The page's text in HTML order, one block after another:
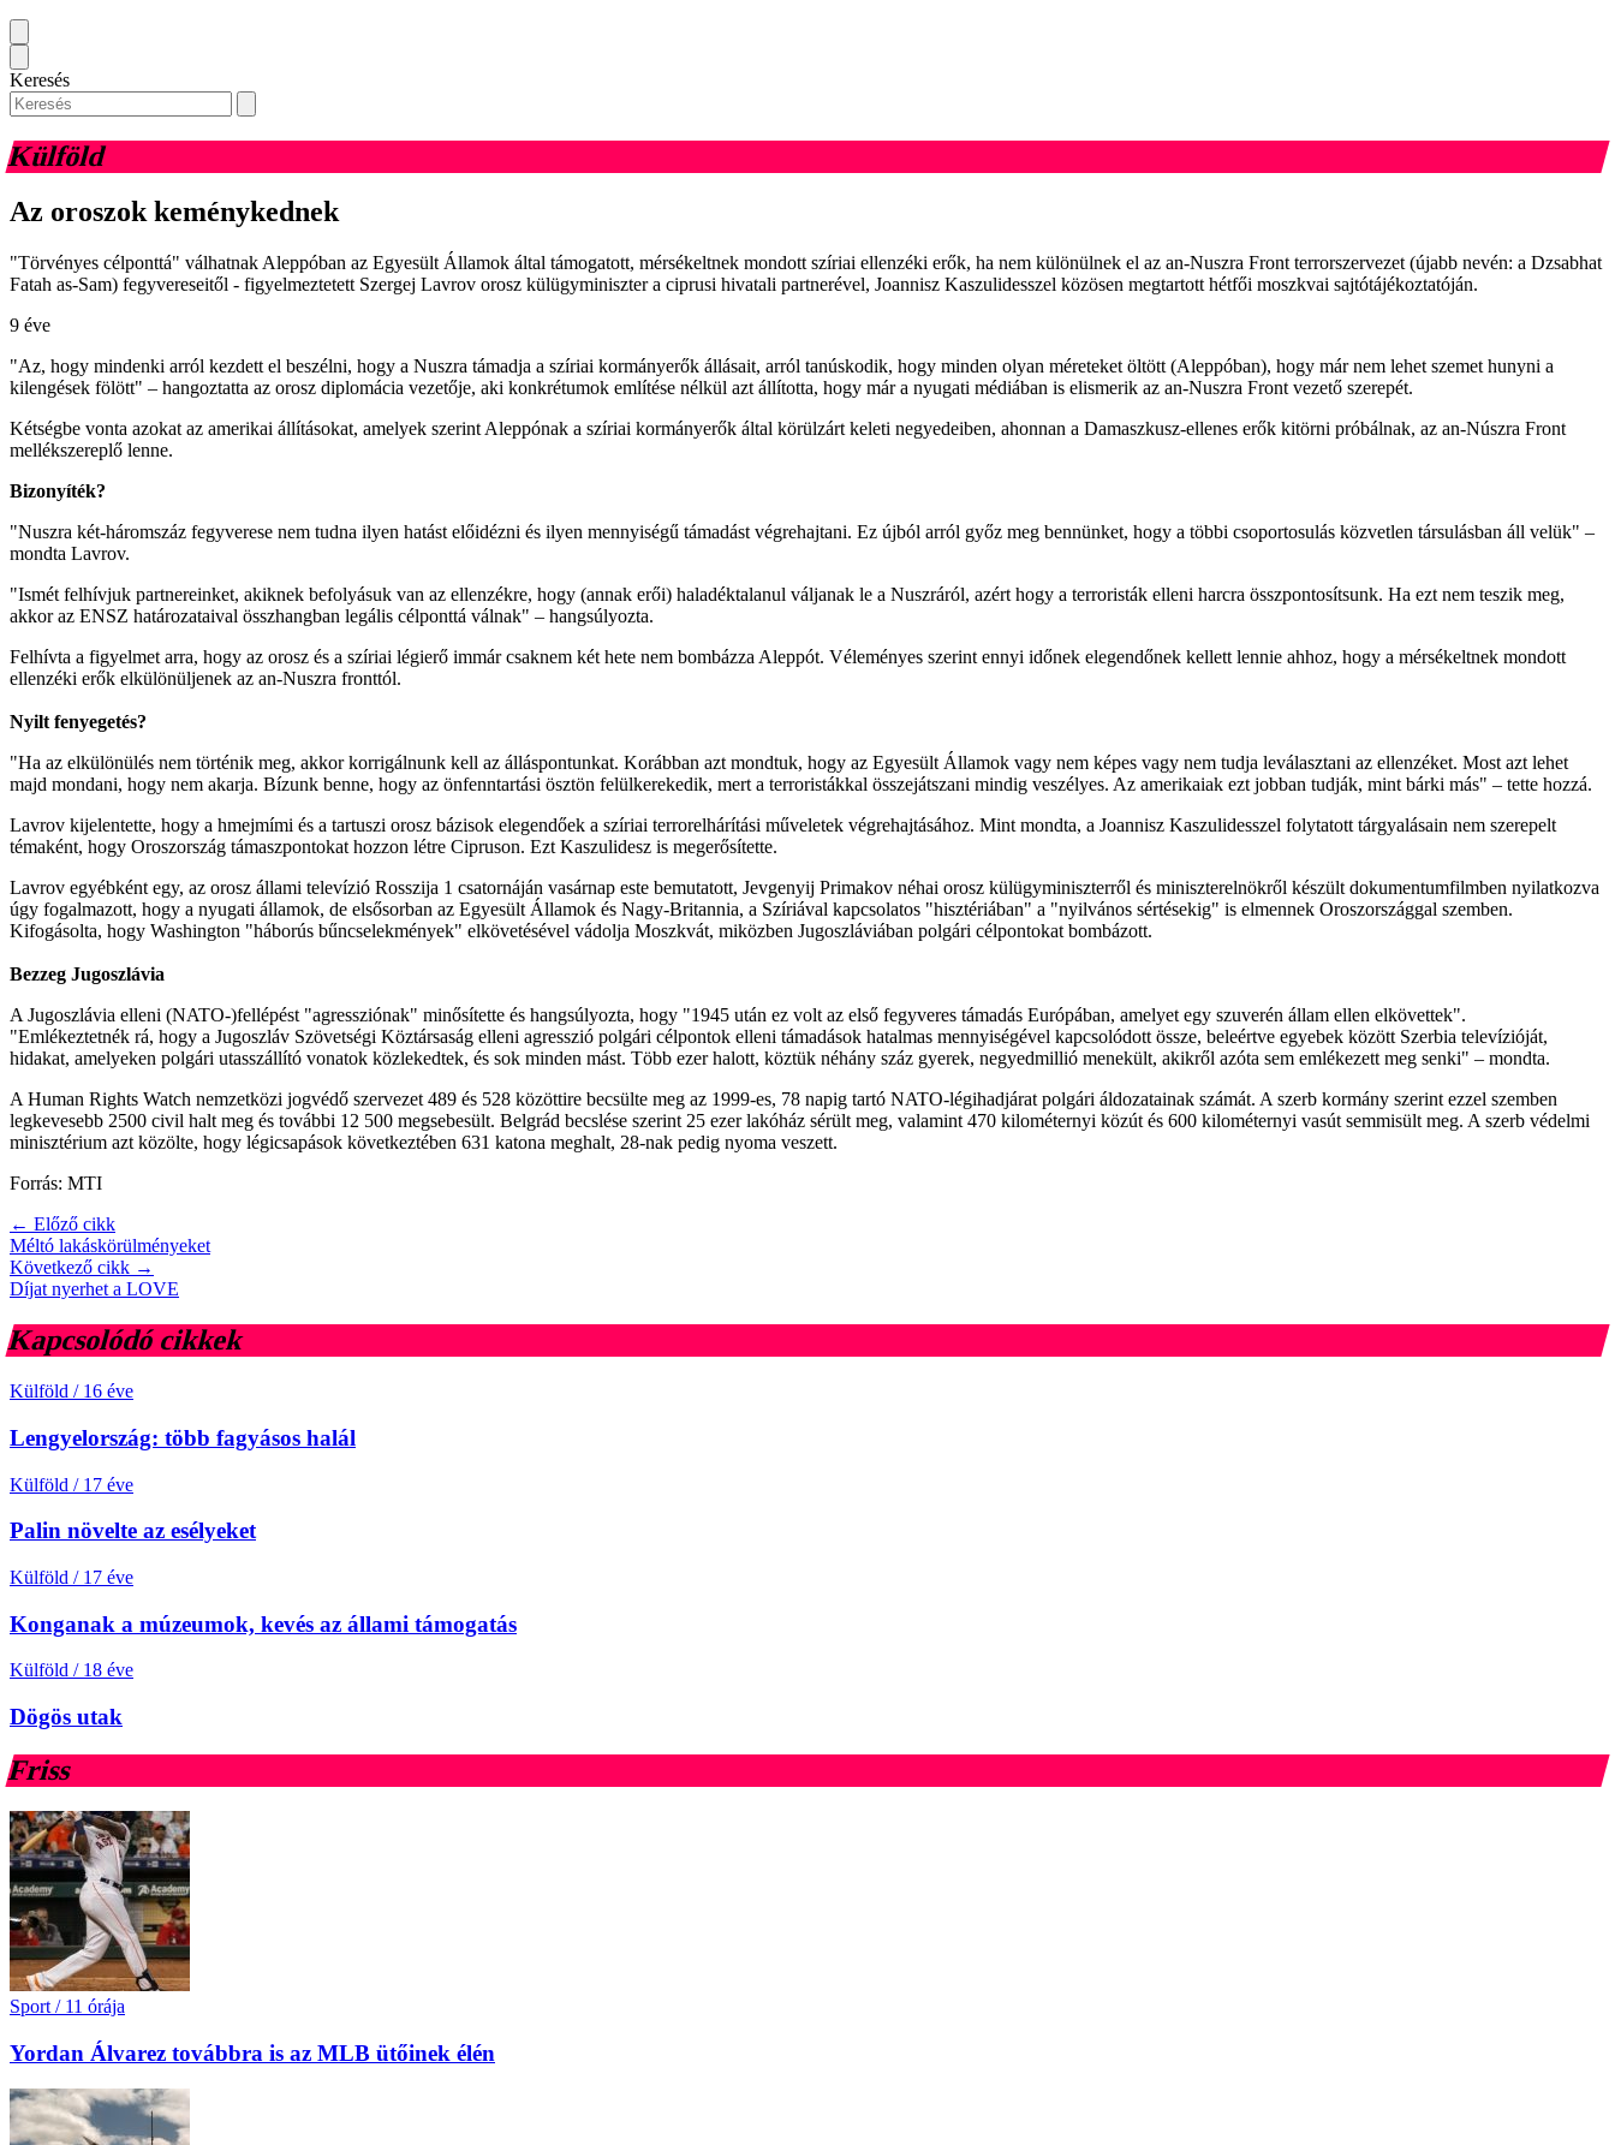
Keresés
Külföld
Az oroszok keménykednek
"Törvényes célponttá" válhatnak Aleppóban az Egyesült Államok által támogatott, mérsékeltnek mondott szíriai ellenzéki erők, ha nem különülnek el az an-Nuszra Front terrorszervezet (újabb nevén: a Dzsabhat
Fatah as-Sam) fegyvereseitől - figyelmeztetett Szergej Lavrov orosz külügyminiszter a ciprusi hivatali partnerével, Joannisz Kaszulidesszel közösen megtartott hétfői moszkvai sajtótájékoztatóján.
9 éve
"Az, hogy mindenki arról kezdett el beszélni, hogy a Nuszra támadja a szíriai kormányerők állásait, arról tanúskodik, hogy minden olyan méreteket öltött (Aleppóban), hogy már nem lehet szemet hunyni a
kilengések fölött" – hangoztatta az orosz diplomácia vezetője, aki konkrétumok említése nélkül azt állította, hogy már a nyugati médiában is elismerik az an-Nuszra Front vezető szerepét.
Kétségbe vonta azokat az amerikai állításokat, amelyek szerint Aleppónak a szíriai kormányerők által körülzárt keleti negyedeiben, ahonnan a Damaszkusz-ellenes erők kitörni próbálnak, az an-Núszra Front
mellékszereplő lenne.
Bizonyíték?
"Nuszra két-háromszáz fegyverese nem tudna ilyen hatást előidézni és ilyen mennyiségű támadást végrehajtani. Ez újból arról győz meg bennünket, hogy a többi csoportosulás közvetlen társulásban áll velük" –
mondta Lavrov.
"Ismét felhívjuk partnereinket, akiknek befolyásuk van az ellenzékre, hogy (annak erői) haladéktalanul váljanak le a Nuszráról, azért hogy a terroristák elleni harcra összpontosítsunk. Ha ezt nem teszik meg,
akkor az ENSZ határozataival összhangban legális célponttá válnak" – hangsúlyozta.
Felhívta a figyelmet arra, hogy az orosz és a szíriai légierő immár csaknem két hete nem bombázza Aleppót. Véleményes szerint ennyi időnek elegendőnek kellett lennie ahhoz, hogy a mérsékeltnek mondott
ellenzéki erők elkülönüljenek az an-Nuszra fronttól.
Nyilt fenyegetés?
"Ha az elkülönülés nem történik meg, akkor korrigálnunk kell az álláspontunkat. Korábban azt mondtuk, hogy az Egyesült Államok vagy nem képes vagy nem tudja leválasztani az ellenzéket. Most azt lehet
majd mondani, hogy nem akarja. Bízunk benne, hogy az önfenntartási ösztön felülkerekedik, mert a terroristákkal összejátszani mindig veszélyes. Az amerikaiak ezt jobban tudják, mint bárki más" – tette hozzá.
Lavrov kijelentette, hogy a hmejmími és a tartuszi orosz bázisok elegendőek a szíriai terrorelhárítási műveletek végrehajtásához. Mint mondta, a Joannisz Kaszulidesszel folytatott tárgyalásain nem szerepelt
témaként, hogy Oroszország támaszpontokat hozzon létre Cipruson. Ezt Kaszulidesz is megerősítette.
Lavrov egyébként egy, az orosz állami televízió Rosszija 1 csatornáján vasárnap este bemutatott, Jevgenyij Primakov néhai orosz külügyminiszterről és miniszterelnökről készült dokumentumfilmben nyilatkozva
úgy fogalmazott, hogy a nyugati államok, de elsősorban az Egyesült Államok és Nagy-Britannia, a Szíriával kapcsolatos "hisztériában" a "nyilvános sértésekig" is elmennek Oroszországgal szemben.
Kifogásolta, hogy Washington "háborús bűncselekmények" elkövetésével vádolja Moszkvát, miközben Jugoszláviában polgári célpontokat bombázott.
Bezzeg Jugoszlávia
A Jugoszlávia elleni (NATO-)fellépést "agressziónak" minősítette és hangsúlyozta, hogy "1945 után ez volt az első fegyveres támadás Európában, amelyet egy szuverén állam ellen elkövettek".
"Emlékeztetnék rá, hogy a Jugoszláv Szövetségi Köztársaság elleni agresszió polgári célpontok elleni támadások hatalmas mennyiségével kapcsolódott össze, beleértve egyebek között Szerbia televízióját,
hidakat, amelyeken polgári utasszállító vonatok közlekedtek, és sok minden mást. Több ezer halott, köztük néhány száz gyerek, negyedmillió menekült, akikről azóta sem emlékezett meg senki" – mondta.
A Human Rights Watch nemzetközi jogvédő szervezet 489 és 528 közöttire becsülte meg az 1999-es, 78 napig tartó NATO-légihadjárat polgári áldozatainak számát. A szerb kormány szerint ezzel szemben
legkevesebb 2500 civil halt meg és további 12 500 megsebesült. Belgrád becslése szerint 25 ezer lakóház sérült meg, valamint 470 kilométernyi közút és 600 kilométernyi vasút semmisült meg. A szerb védelmi
minisztérium azt közölte, hogy légicsapások következtében 631 katona meghalt, 28-nak pedig nyoma veszett.
Forrás: MTI
← Előző cikk
Méltó lakáskörülményeket
Következő cikk →
Díjat nyerhet a LOVE
Kapcsolódó cikkek
Külföld / 16 éve
Lengyelország: több fagyásos halál
Külföld / 17 éve
Palin növelte az esélyeket
Külföld / 17 éve
Konganak a múzeumok, kevés az állami támogatás
Külföld / 18 éve
Dögös utak
Friss
Sport / 11 órája
Yordan Álvarez továbbra is az MLB ütőinek élén